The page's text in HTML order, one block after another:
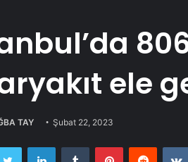
ele
TAY Şubat 22, 2023
Twitter LinkedInTumblr PinterestReddit